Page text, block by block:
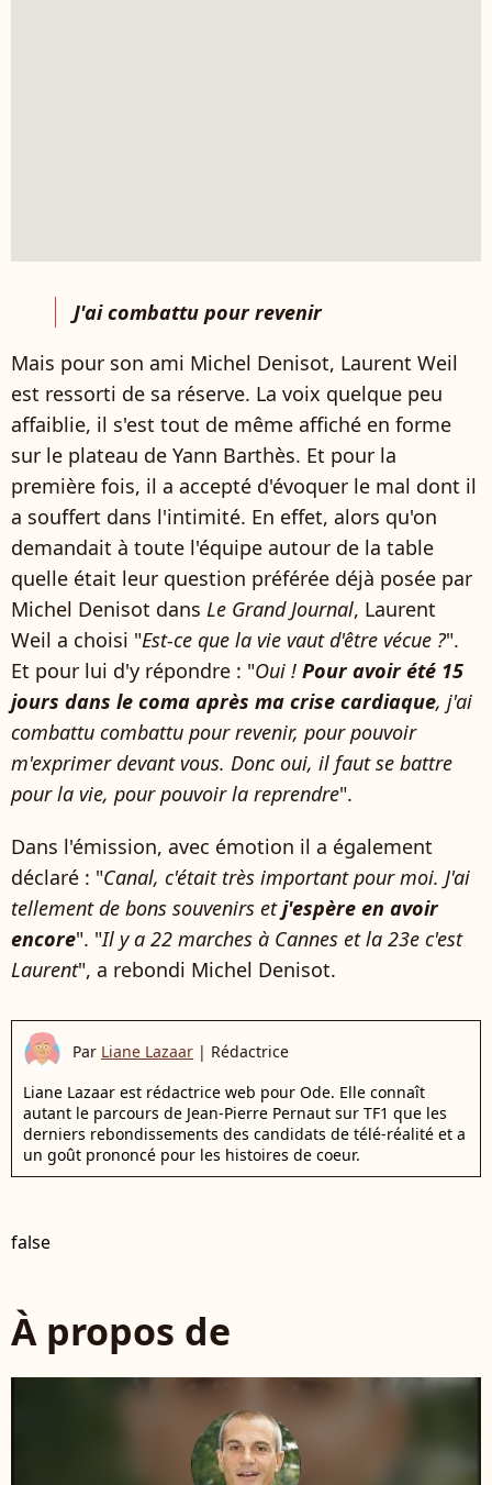
J'ai combattu pour revenir
Mais pour son ami Michel Denisot, Laurent Weil
est ressorti de sa réserve. La voix quelque peu
affaiblie, il s'est tout de même affiché en forme
sur le plateau de Yann Barthès. Et pour la
première fois, il a accepté d'évoquer le mal dont il
a souffert dans l'intimité. En effet, alors qu'on
demandait à toute l'équipe autour de la table
quelle était leur question préférée déjà posée par
Michel Denisot dans Le Grand Journal, Laurent
Weil a choisi "Est-ce que la vie vaut d'être vécue ?".
Et pour lui d'y répondre : "Oui ! Pour avoir été 15
jours dans le coma après ma crise cardiaque, j'ai
combattu combattu pour revenir, pour pouvoir
m'exprimer devant vous. Donc oui, il faut se battre
pour la vie, pour pouvoir la reprendre".
Dans l'émission, avec émotion il a également
déclaré : "Canal, c'était très important pour moi. J'ai
tellement de bons souvenirs etj'espère en avoir
encore". "Il y a 22 marches à Cannes et la 23e c'est
Laurent", a rebondi Michel Denisot.
Par Liane Lazaar | Rédactrice
Liane Lazaar est rédactrice web pour Ode. Elle connaît
autant le parcours de Jean-Pierre Pernaut sur TF1 que les
derniers rebondissements des candidats de télé-réalité et a
un goût prononcé pour les histoires de coeur.
false
À propos de